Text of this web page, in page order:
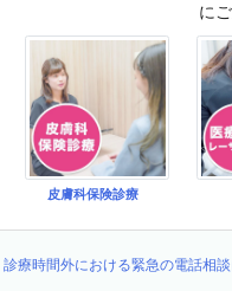
に
皮膚科保険診療
診療時間外における緊急の電話相